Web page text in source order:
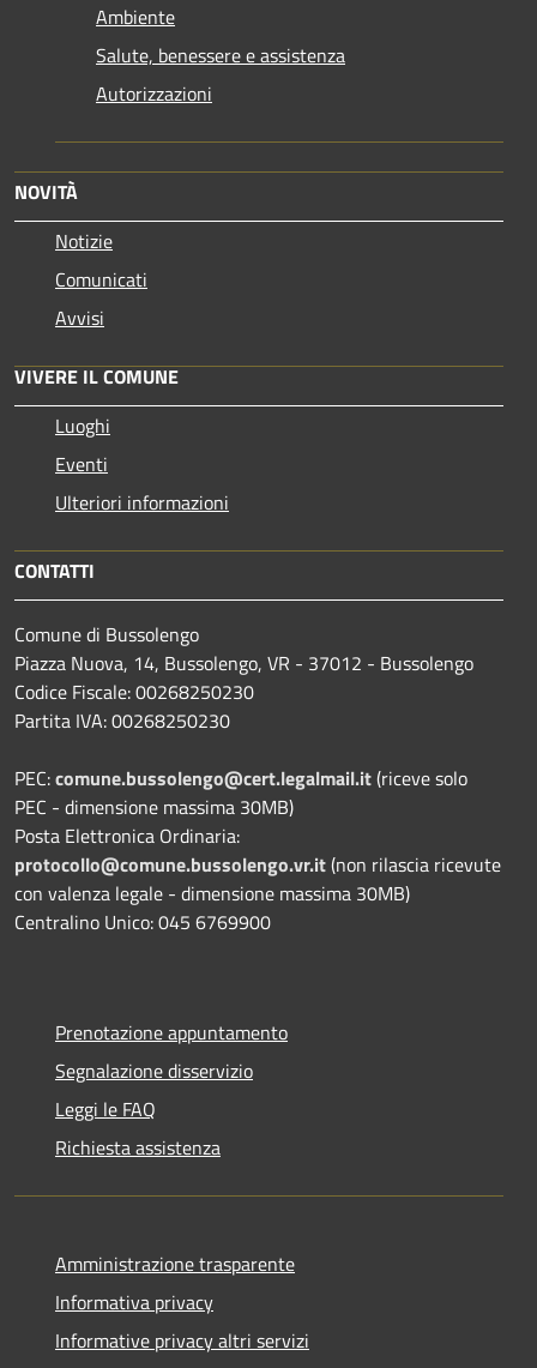
Ambiente
Salute, benessere e assistenza
Autorizzazioni
NOVITÀ
Notizie
Comunicati
Avvisi
VIVERE IL COMUNE
Luoghi
Eventi
Ulteriori informazioni
CONTATTI
Comune di Bussolengo
Piazza Nuova, 14, Bussolengo, VR - 37012 - Bussolengo
Codice Fiscale: 00268250230
Partita IVA: 00268250230
PEC:comune.bussolengo@cert.legalmail.it(riceve solo
PEC - dimensione massima 30MB)
Posta Elettronica Ordinaria:
protocollo@comune.bussolengo.vr.it(non rilascia ricevute
con valenza legale - dimensione massima 30MB)
Centralino Unico: 045 6769900
Prenotazione appuntamento
Segnalazione disservizio
Leggi le FAQ
Richiesta assistenza
Amministrazione trasparente
Informativa privacy
Informative privacy altri servizi